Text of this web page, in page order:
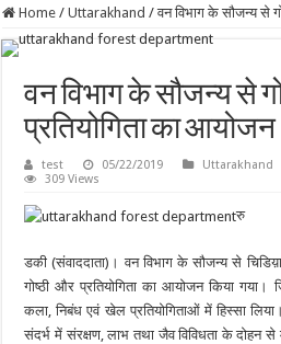
Home / Uttarakhand / वन विभाग के सौजन्य से
वन विभाग के सौजन्य से
प्रतियोगिता का आयोजन
test 05/22/2019 Uttarakhand
309 Views
रु
डकी (संवाददाता)। वन विभाग के सौजन्य से
गोष्ठी और प्रतियोगिता का आयोजन किया गया।
कला, निबंध एवं खेल प्रतियोगिताओं में हिस्सा
संदर्भ में संरक्षण, लाभ तथा जैव विविधता के दोहन